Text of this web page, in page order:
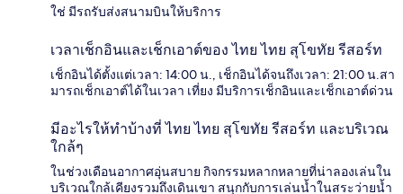
ใช่ มีรถรับส่งสนามบินให้บริการ
เวลาเช็กอินและเช็กเอาต์ของ ไทย ไทย สุโขทัย รีสอร์ท
เช็กอินได้ตั้งแต่เวลา: 14:00 น., เช็กอินได้จนถึงเวลา: 21:00 น.สา
มารถเช็กเอาต์ได้ในเวลา เที่ยง มีบริการเช็กอินและเช็กเอาต์ด่วน
มีอะไรให้ทำบ้างที่ ไทย ไทย สุโขทัย รีสอร์ท และบริเวณ
ใกล้ๆ
ในช่วงเดือนอากาศอุ่นสบาย กิจกรรมหลากหลายที่น่าลองเล่นใน
บริเวณใกล้เคียงรวมถึงเดินเขา สนุกกับการเล่นน้ำในสระว่ายน้ำ